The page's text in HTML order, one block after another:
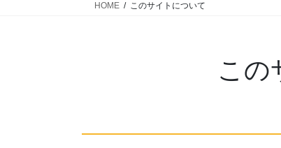
HOME このサイトについて
この